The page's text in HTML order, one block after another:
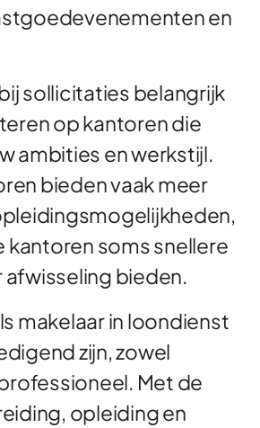
en
sollicitaties belangrijk
op kantoren die
ambities en werkstijl.
bieden vaak meer
kantoren soms snellere
afwisseling bieden.
makelaar in loondienst
zijn, zowel
Met de
opleiding en